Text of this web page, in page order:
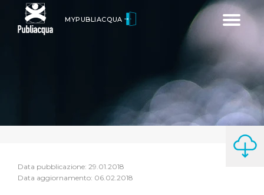
Toggle
MYPUBLIACQUA
Data pubblicazione: 29.01.2018
Data aggiornamento: 06.02.2018